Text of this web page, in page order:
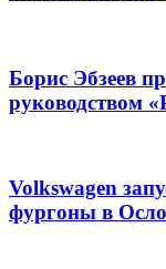
Борис Эбзеев
руководством
Volkswagen
фургоны в Осло